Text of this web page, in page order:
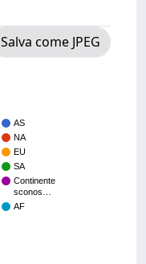
Salva come JPEG
AS
NA
EU
SA
Continente
sconos…
AF